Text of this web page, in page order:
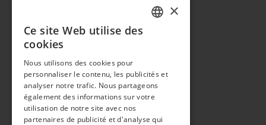
Tel. 0041 26 350 33 00
secretariat@mfaf.ch
www.mfaf.ch
×
Ce site Web utilise des
cookies
Nous utilisons des cookies pour
personnaliser le contenu, les publicités et
analyser notre trafic. Nous partageons
également des informations sur votre
utilisation de notre site avec nos
partenaires de publicité et d'analyse qui